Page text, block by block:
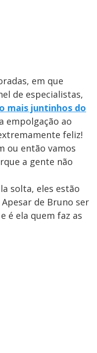
em que
de especialistas,
mais juntinhos do
empolgação ao
feliz!
ou então vamos
a gente não
solta, eles estão
de Bruno ser
é ela quem faz as